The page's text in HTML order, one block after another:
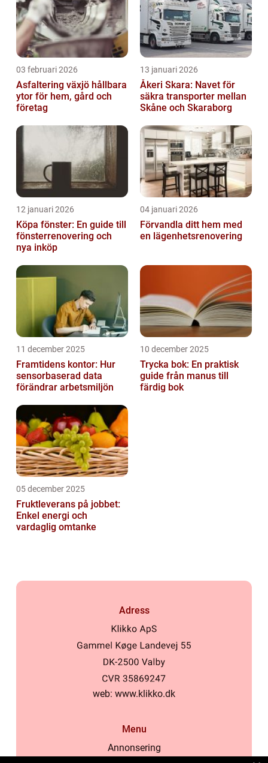
03 februari 2026
Asfaltering växjö hållbara
ytor för hem, gård och
företag
13 januari 2026
Åkeri Skara: Navet för
säkra transporter mellan
Skåne och Skaraborg
12 januari 2026
Köpa fönster: En guide till
fönsterrenovering och
nya inköp
04 januari 2026
Förvandla ditt hem med
en lägenhetsrenovering
11 december 2025
Framtidens kontor: Hur
sensorbaserad data
förändrar arbetsmiljön
10 december 2025
Trycka bok: En praktisk
guide från manus till
färdig bok
05 december 2025
Fruktleverans på jobbet:
Enkel energi och
vardaglig omtanke
Adress
web: www.klikko.dk
Menu
Annonsering